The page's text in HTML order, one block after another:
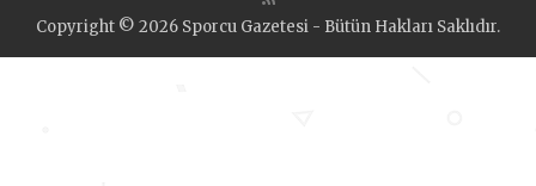
Copyright © 2026 Sporcu Gazetesi - Bütün Hakları Saklıdır.